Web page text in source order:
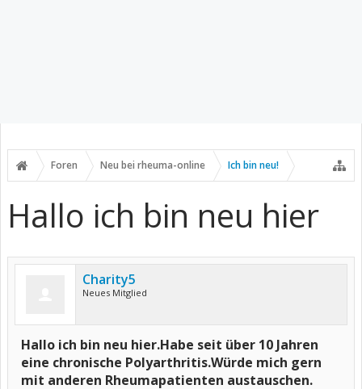
Foren Neu bei rheuma-online Ich bin neu!
Hallo ich bin neu hier
Charity5
Neues Mitglied
Hallo ich bin neu hier.Habe seit über 10 Jahren
eine chronische Polyarthritis.Würde mich gern
mit anderen Rheumapatienten austauschen.